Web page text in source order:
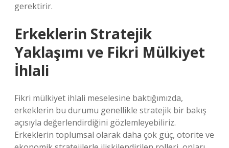
gerektirir.
Erkeklerin Stratejik
Yaklaşımı ve Fikri Mülkiyet
İhlali
Fikri mülkiyet ihlali meselesine baktığımızda,
erkeklerin bu durumu genellikle stratejik bir bakış
açısıyla değerlendirdiğini gözlemleyebiliriz.
Erkeklerin toplumsal olarak daha çok güç, otorite ve